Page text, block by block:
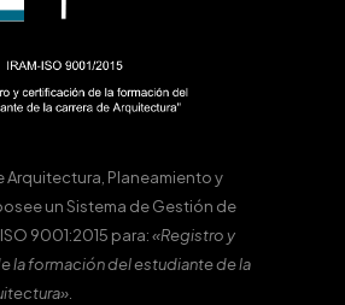
Arquitectura, Planeamiento y
un Sistema de Gestión de
9001:2015 para:«Registro y
la formación del estudiante de la